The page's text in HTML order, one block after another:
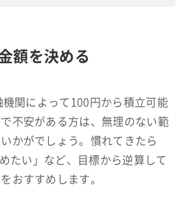
額を決める
機関によって100円から積立可能
不安がある方は、無理のない範
かがでしょう。慣れてきたら
たい」など、目標から逆算して
おすすめします。